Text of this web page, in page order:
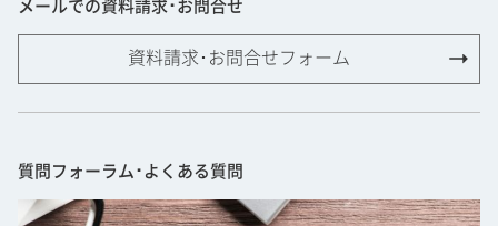
メールでの資料請求･お問合せ
資料請求･お問合せフォーム
質問フォーラム･よくある質問